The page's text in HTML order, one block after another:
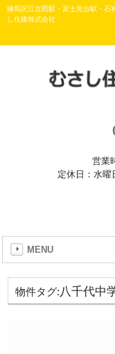
練馬区江古田駅・富士見台駅・
し住建株式会社
営業
定休日：水曜
MENU
物件タグ: 八千代中